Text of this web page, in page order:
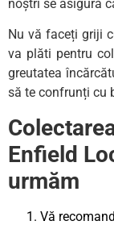
noștri se asigură
Nu vă faceți griji
va plăti pentru
greutatea
să te confrunți cu
Enfield
urmăm
Vă